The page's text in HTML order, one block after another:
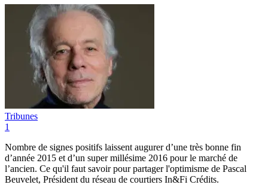
Tribunes
1
Nombre de signes positifs laissent augurer d’une très bonne fin
d’année 2015 et d’un super millésime 2016 pour le marché de
l’ancien. Ce qu'il faut savoir pour partager l'optimisme de Pascal
Beuvelet, Président du réseau de courtiers In&Fi Crédits.